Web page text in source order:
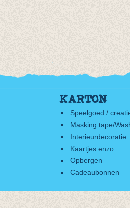
KARTON
Speelgoed /
Masking tape/
Interieurdecoratie
Kaartjes enzo
Opbergen
Cadeaubonnen